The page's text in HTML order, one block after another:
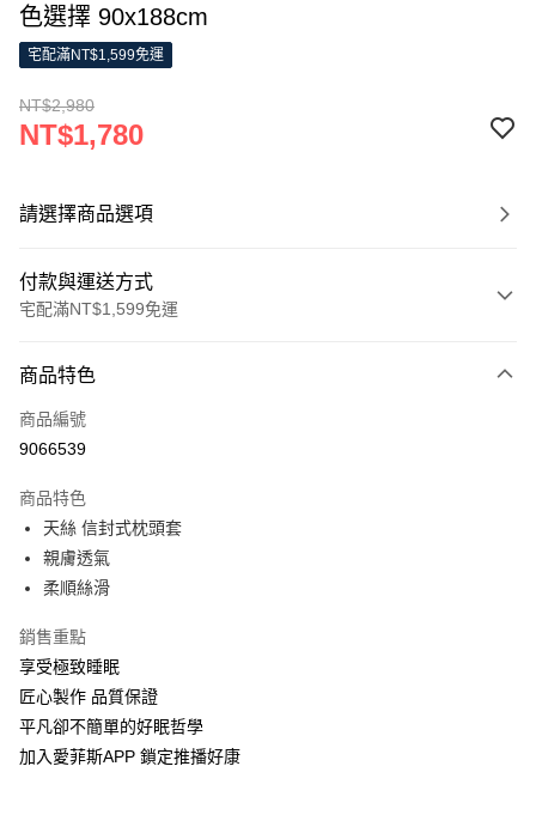
色選擇 90x188cm
宅配滿NT$1,599免運
NT$2,980
NT$1,780
請選擇商品選項
付款與運送方式
宅配滿NT$1,599免運
信用卡一次付款
LINE Pay
街口支付
全盈+PAY
運送方式
物流宅配
每筆NT$150，滿NT$1,599(含以上)免運費
商品特色
商品編號
9066539
商品特色
天絲 信封式枕頭套
親膚透氣
柔順絲滑
銷售重點
享受極致睡眠
匠心製作 品質保證
平凡卻不簡單的好眠哲學
加入愛菲斯APP 鎖定推播好康